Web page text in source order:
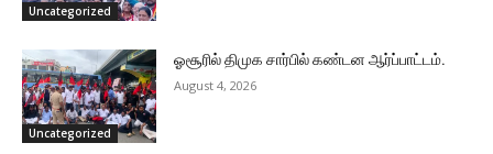
Uncategorized
Uncategorized
ஓசூரில் திமுக சார்பில் கண்டன ஆர்ப்பாட்டம்.
August 4, 2026